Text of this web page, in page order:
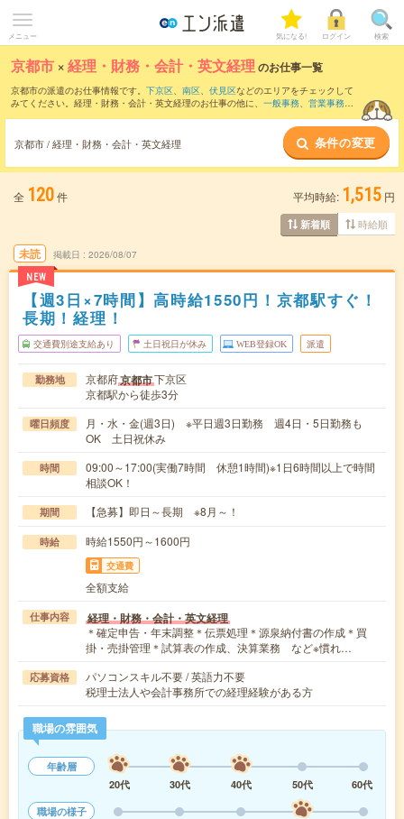
メニュー 気になる! ログイン 検索
京都市 ×経理・財務・会計・英文経理 のお仕事一覧
京都市の派遣のお仕事情報です。 下京区、 南区、 伏見区などのエリアをチェックして
みてください。経理・財務・会計・英文経理のお仕事の他に、 一般事務、 営業事務、
などのこだわり条件で絞り込んでいただけます。職種辞典：経理・財務・会
計・英文経理のお仕事とは？とは？
京都市 / 経理・財務・会計・英文経理 条件の変更
全 120件 平均時給: 1,515 円
新着順 時給順
未読
NEW
掲載日 2026/08/07
【週3日×7時間】高時給1550円！京都駅すぐ！
長期！経理！
交通費別途支給あり 土日祝日が休み WEB登録OK 派遣
勤務地 京都府京都市下京区
京都駅から徒歩3分
曜日頻度
月・水・金(週3日) ※平日週3日勤務 週4日・5日勤務も
OK 土日祝休み
時間
09:00～17:00(実働7時間 休憩1時間)※1日6時間以上で時間
相談OK！
期間 【急募】即日～長期 ※8月～！
時給 時給1550円～1600円
交通費
全額支給
仕事内容 経理・財務・会計・英文経理
＊確定申告・年末調整＊伝票処理＊源泉納付書の作成＊買
掛・売掛管理＊試算表の作成、決算業務 など※慣れ…
応募資格
パソコンスキル不要 / 英語力不要
税理士法人や会計事務所での経理経験がある方
職場の雰囲気
年齢層
20代
30代 40代 50代
60代
職場の様子